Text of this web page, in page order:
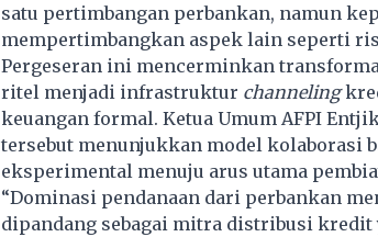
satu pertimbangan perbankan, namun
mempertimbangkan aspek lain seperti
Pergeseran ini mencerminkan
ritel menjadi infrastruktur channeling
keuangan formal. Ketua Umum AFPI
tersebut menunjukkan model kolaborasi
eksperimental menuju arus utama
“Dominasi pendanaan dari perbankan
dipandang sebagai mitra distribusi